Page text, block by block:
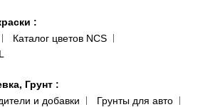
:
Каталог цветов NCS
Грунт :
и добавки
Грунты для авто